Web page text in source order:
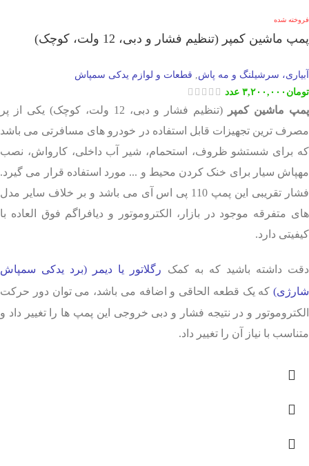
فروخته شده
پمپ ماشین کمپر (تنظیم فشار و دبی، 12 ولت، کوچک)
آبیاری، سرشیلنگ و مه پاش قطعات و لوازم یدکی سمپاش
تومان ۳,۲۰۰,۰۰۰ عدد
پمپ ماشین کمپر
(تنظیم فشار و دبی، 12 ولت، کوچک) یکی از پر
مصرف ترین تجهیزات قابل استفاده در خودرو های مسافرتی می باشد
که برای شستشو ظروف، استحمام، شیر آب داخلی، کارواش، نصب
مهپاش سیار برای خنک کردن محیط و ... مورد استفاده قرار می گیرد.
فشار تقریبی این پمپ 110 پی اس آی می باشد و بر خلاف سایر مدل
های متفرقه موجود در بازار، الکتروموتور و دیافراگم فوق العاده با
کیفیتی دارد.
دقت داشته باشید که به کمک رگلاتور یا دیمر (برد یدکی سمپاش
شارژی) که یک قطعه الحاقی و اضافه می باشد، می توان دور حرکت
الکتروموتور و در نتیجه فشار و دبی خروجی این پمپ ها را تغییر داد و
متناسب با نیاز آن را تغییر داد.